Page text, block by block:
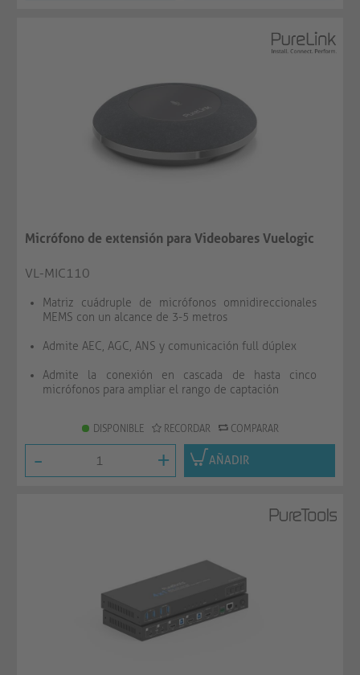
Micrófono de extensión para Videobares Vuelogic
VL-MIC110
Matriz cuádruple de micrófonos omnidireccionales
MEMS con un alcance de 3-5 metros
Admite AEC, AGC, ANS y comunicación full dúplex
Admite la conexión en cascada de hasta cinco
micrófonos para ampliar el rango de captación
DISPONIBLE RECORDAR COMPARAR
- + AÑADIR